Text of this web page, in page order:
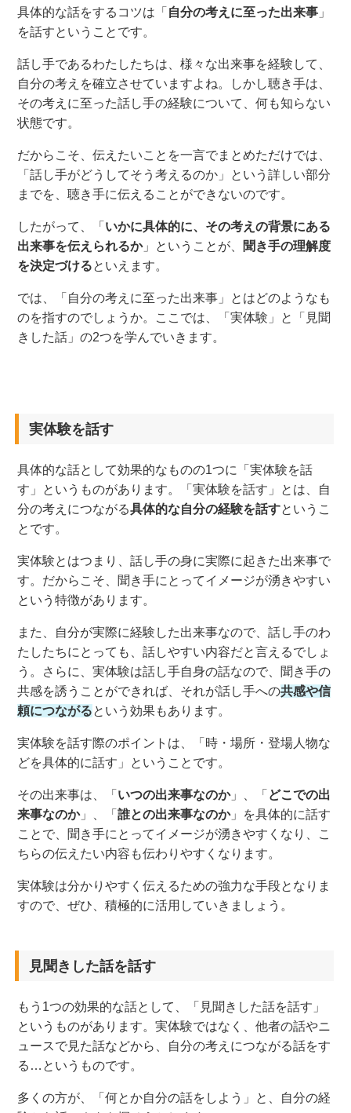
具体的な話をするコツは「 自分の考えに至った出来事 」
を話すということです。
話し手であるわたしたちは、様々な出来事を経験して、
自分の考えを確立させていますよね。しかし聴き手は、
その考えに至った話し手の経験について、何も知らない
状態です。
だからこそ、伝えたいことを一言でまとめただけでは、
「話し手がどうしてそう考えるのか」という詳しい部分
までを 、聴き手に伝えることができないのです。
したがって 、「 いかに具体的に、その考えの背景にある
出来事を伝えられるか」 ということが
聞き手の理解度
を決定づけるといえます。
では、「自分の考えに至った出来事」とはどのようなも
のを指すのでしょうか。ここでは、「実体験」と「見聞
きした話」の2つを学んでいきます。
実体験を話す
具体的な話として効果的なものの1つに
「実体験を話
す」という ものがあります。 「実体験を話す 」 とは、自
分の考えにつながる具体的な自分の経験を話すというこ
とです。
実体験とはつまり、話し手の身に実際に起きた出来事で
す。だからこそ、 聞き手にとってイメージが湧きやすい
という特徴があります。
また、自分が実際に経験した出来事なので 、話し手のわ
たしたちにとっても 、話しやすい内容だと言えるでしょ
う 。さらに、実体験は話し手自身の話なので、聞き手の
共感を誘うことができれば、それが話し手への共感や信
頼につながるという効果もあります。
実体験を話す際のポイントは、「時・場所・登場人物な
どを具体的に話す 」ということです。
その出来事は、「 いつの出来事なのか」、「 どこでの出
来事なのか」、「誰との出来事なのか」を具体的に話す
ことで、聞き手にとってイメージが湧きやすくなり、こ
ちらの伝えたい内容 も伝わりやすくなります。
実体験は分かりやすく伝えるための強力な手段となりま
すので、ぜひ、積極的に活用していきましょう。
見聞きした話を話す
もう 1つの効果的な話として、「見聞きした話を話す」
というものがあります。実体験ではなく
、他者の話やニ
ュースで見た話などから
自分の考えにつながる話をす
る … というものです。
多くの方が、 「何とか自分の話をしよう 」 と
自分の経